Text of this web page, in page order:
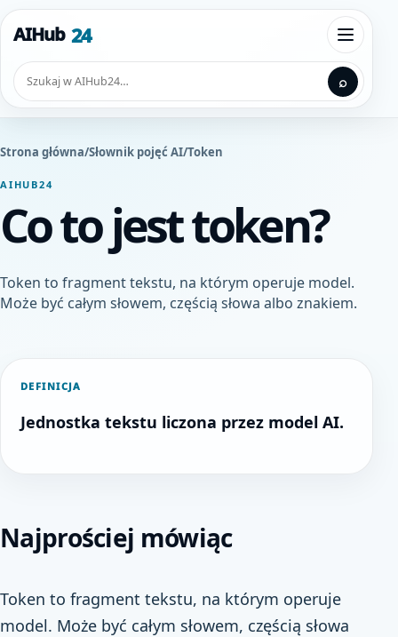
Przejdź do treści
AIHub 24
Szukaj
⌕
Strona główna/Słownik pojęć AI/Token
AIHUB24
Co to jest token?
Token to fragment tekstu, na którym operuje model.
Może być całym słowem, częścią słowa albo znakiem.
DEFINICJA
Jednostka tekstu liczona przez model AI.
Najprościej mówiąc
Token to fragment tekstu, na którym operuje
model. Może być całym słowem, częścią słowa